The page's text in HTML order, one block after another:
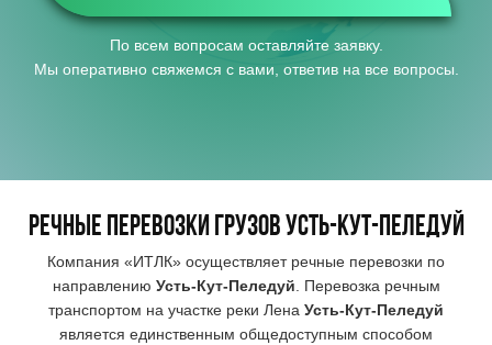
По всем вопросам оставляйте заявку.
Мы оперативно свяжемся с вами, ответив на все вопросы.
РЕЧНЫЕ ПЕРЕВОЗКИ ГРУЗОВ Усть-Кут-Пеледуй
Компания «ИТЛК» осуществляет речные перевозки по
направлению Усть-Кут-Пеледуй . Перевозка речным
транспортом на участке реки Лена Усть-Кут-Пеледуй
является единственным общедоступным способом